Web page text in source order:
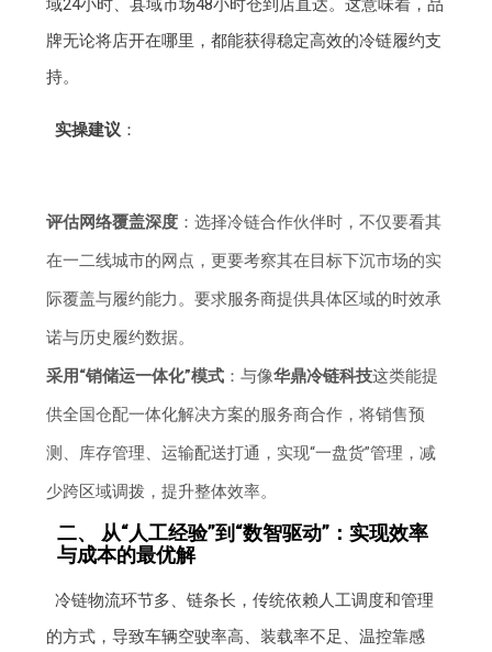
域24小时、县域市场48小时仓到店直达。这意味着，品
牌无论将店开在哪里，都能获得稳定高效的冷链履约支
持。
实操建议 ：
评估网络覆盖深度 ：选择冷链合作伙伴时，不仅要看其
在一二线城市的网点，更要考察其在目标下沉市场的实
际覆盖与履约能力。要求服务商提供具体区域的时效承
诺与历史履约数据。
采用“销储运一体化”模式 ：与像华鼎冷链科技这类能提
供全国仓配一体化解决方案的服务商合作，将销售预
测、库存管理、运输配送打通，实现“一盘货”管理，减
少跨区域调拨，提升整体效率。
二、 从“人工经验”到“数智驱动”：实现效率
与成本的最优解
冷链物流环节多、链条长，传统依赖人工调度和管理
的方式，导致车辆空驶率高、装载率不足、温控靠感